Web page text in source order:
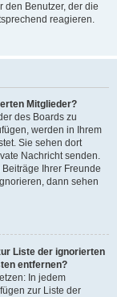
den Benutzer, der die
reagieren.
Mitglieder?
des Boards zu
werden in Ihrem
Sie sehen dort
Nachricht senden.
Ihrer Freunde
dann sehen
Liste der ignorierten
entfernen?
In jedem
zur Liste der